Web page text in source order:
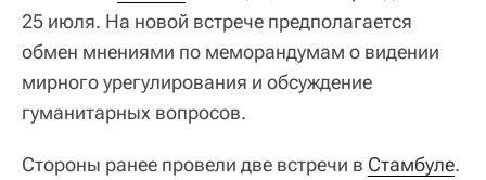
25 июля. На новой встрече предполагается
обмен мнениями по меморандумам о видении
мирного урегулирования и обсуждение
гуманитарных вопросов.
Стороны ранее провели две встречи в Стамбуле.